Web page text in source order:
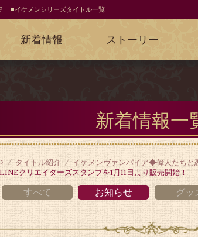
■イケメンシリーズタイトル一覧
新着情報 ストーリー
新着情報一
タイトル紹介 イケメンヴァンパイア◆偉人たちと
クリエイターズスタンプを1月11日より販売開始！
すべて お知らせ グッ